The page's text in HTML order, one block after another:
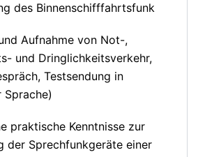
des Binnenschifffahrtsfunk
Aufnahme von Not-,
und Dringlichkeitsverkehr,
Testsendung in
Sprache)
praktische Kenntnisse zur
der Sprechfunkgeräte einer